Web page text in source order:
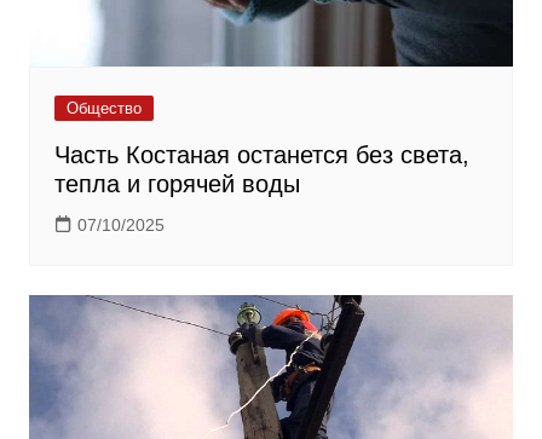
Общество
Часть Костаная останется без света,
тепла и горячей воды
07/10/2025